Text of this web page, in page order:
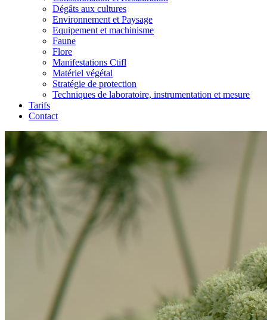
Dégâts aux cultures
Environnement et Paysage
Equipement et machinisme
Faune
Flore
Manifestations Ctifl
Matériel végétal
Stratégie de protection
Techniques de laboratoire, instrumentation et mesure
Tarifs
Contact